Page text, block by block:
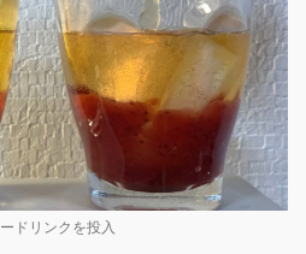
ドリンクを投入